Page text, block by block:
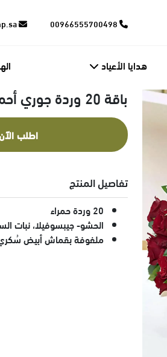
هدايا الأعياد
باقة 20 وردة جوري أحمر في غلاف بيج
اطلب
تفاصيل المنتج
20 وردة حمراء
الحشو- جيبسوفيلا، نبات
ملفوفة بقماش أبيض